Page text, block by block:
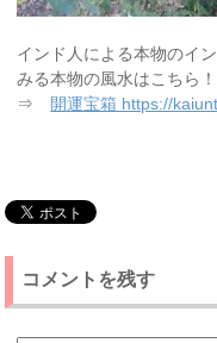
インド人による本物のイ
みる本物の風水はこちら！
⇒ 開運宝箱 https://
コメントを残す